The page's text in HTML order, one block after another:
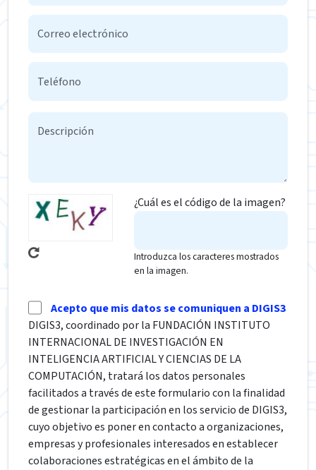
¿Cuál es el código de la imagen?
Introduzca los caracteres mostrados
en la imagen.
Acepto que mis datos se comuniquen a DIGIS3
DIGIS3, coordinado por la FUNDACIÓN INSTITUTO
INTERNACIONAL DE INVESTIGACIÓN EN
INTELIGENCIA ARTIFICIAL Y CIENCIAS DE LA
COMPUTACIÓN, tratará los datos personales
facilitados a través de este formulario con la finalidad
de gestionar la participación en los servicio de DIGIS3,
cuyo objetivo es poner en contacto a organizaciones,
empresas y profesionales interesados en establecer
colaboraciones estratégicas en el ámbito de la